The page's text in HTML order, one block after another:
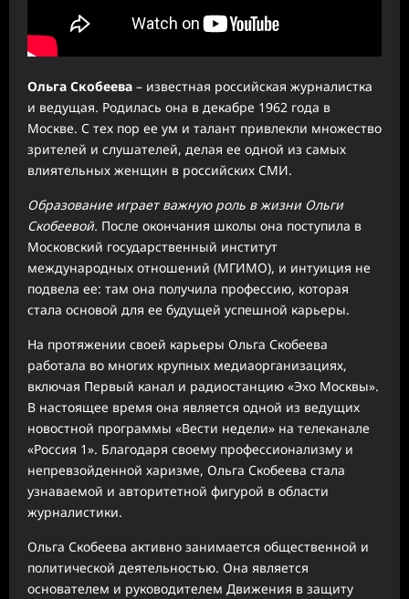
Ольга Скобеева – известная российская журналистка
и ведущая. Родилась она в декабре 1962 года в
Москве. С тех пор ее ум и талант привлекли множество
зрителей и слушателей, делая ее одной из самых
влиятельных женщин в российских СМИ.
Образование играет важную роль в жизни Ольги
Скобеевой. После окончания школы она поступила в
Московский государственный институт
международных отношений (МГИМО), и интуиция не
подвела ее: там она получила профессию, которая
стала основой для ее будущей успешной карьеры.
На протяжении своей карьеры Ольга Скобеева
работала во многих крупных медиаорганизациях,
включая Первый канал и радиостанцию «Эхо Москвы».
В настоящее время она является одной из ведущих
новостной программы «Вести недели» на телеканале
«Россия 1». Благодаря своему профессионализму и
непревзойденной харизме, Ольга Скобеева стала
узнаваемой и авторитетной фигурой в области
журналистики.
Ольга Скобеева активно занимается общественной и
политической деятельностью. Она является
основателем и руководителем Движения в защиту